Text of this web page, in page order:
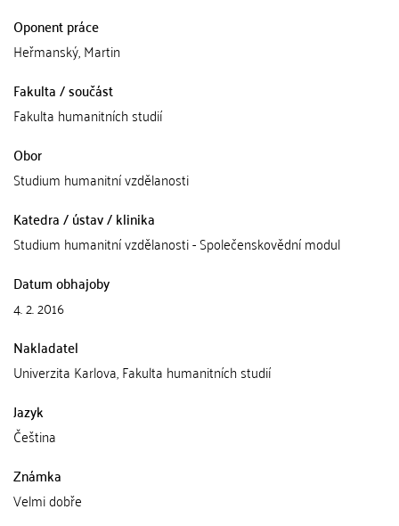
Oponent práce
Heřmanský, Martin
Fakulta / součást
Fakulta humanitních studií
Obor
Studium humanitní vzdělanosti
Katedra / ústav / klinika
Studium humanitní vzdělanosti - Společenskovědní modul
Datum obhajoby
4. 2. 2016
Nakladatel
Univerzita Karlova, Fakulta humanitních studií
Jazyk
Čeština
Známka
Velmi dobře